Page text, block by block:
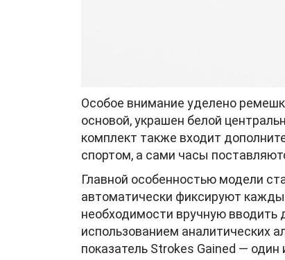
Особое внимание уделено
основой, украшен белой
комплект также входит
спортом, а сами часы
Главной особенностью модели
автоматически фиксируют
необходимости вручную
использованием аналитических
показатель Strokes Gained —